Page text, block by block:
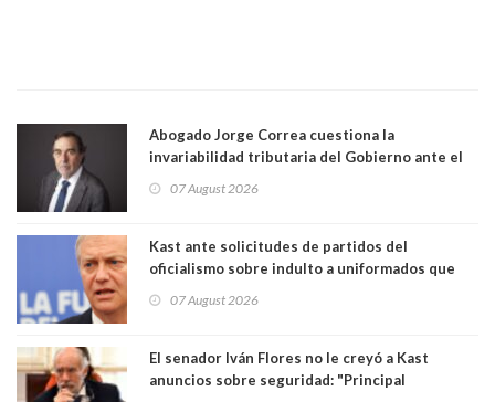
Abogado Jorge Correa cuestiona la
invariabilidad tributaria del Gobierno ante el
democracia” y "defendemos la alternancia en el
07 August 2026
Kast ante solicitudes de partidos del
oficialismo sobre indulto a uniformados que
07 August 2026
El senador Iván Flores no le creyó a Kast
anuncios sobre seguridad: "Principal